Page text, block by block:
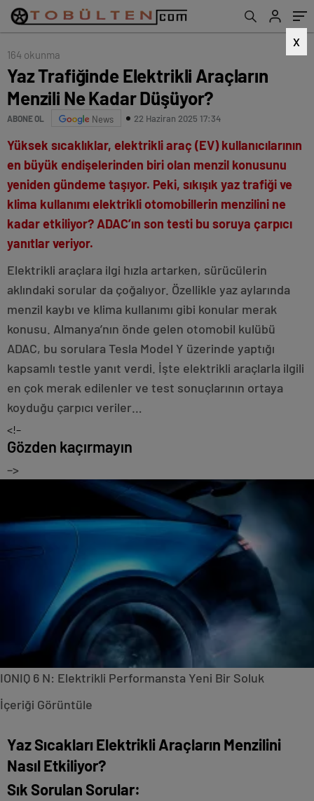
X
164 okunma
Yaz Trafiğinde Elektrikli Araçların
Menzili Ne Kadar Düşüyor?
ABONE OL News 22 Haziran 2025 17:34
Yüksek sıcaklıklar, elektrikli araç (EV) kullanıcılarının
en büyük endişelerinden biri olan menzil konusunu
yeniden gündeme taşıyor. Peki, sıkışık yaz trafiği ve
klima kullanımı elektrikli otomobillerin menzilini ne
kadar etkiliyor? ADAC’ın son testi bu soruya çarpıcı
yanıtlar veriyor.
Elektrikli araçlara ilgi hızla artarken, sürücülerin
aklındaki sorular da çoğalıyor. Özellikle yaz aylarında
menzil kaybı ve klima kullanımı gibi konular merak
konusu. Almanya’nın önde gelen otomobil kulübü
ADAC, bu sorulara Tesla Model Y üzerinde yaptığı
kapsamlı testle yanıt verdi. İşte elektrikli araçlarla ilgili
en çok merak edilenler ve test sonuçlarının ortaya
koyduğu çarpıcı veriler…
<!–
Gözden kaçırmayın
–>
IONIQ 6 N: Elektrikli Performansta Yeni Bir Soluk
İçeriği Görüntüle
Yaz Sıcakları Elektrikli Araçların Menzilini
Nasıl Etkiliyor?
Sık Sorulan Sorular: